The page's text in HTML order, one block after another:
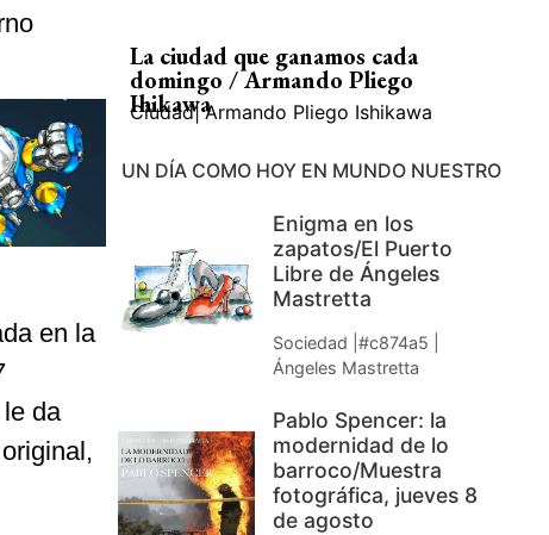
en la
le da
La ciudad que ganamos cada
domingo / Armando Pliego
Ihikawa
Ciudad| Armando Pliego Ishikawa
UN DÍA COMO HOY EN MUNDO NUESTRO
Enigma en los
zapatos/El Puerto
Libre de Ángeles
Mastretta
Sociedad |#c874a5 |
Ángeles Mastretta
Pablo Spencer: la
modernidad de lo
barroco/Muestra
fotográfica, jueves 8
de agosto